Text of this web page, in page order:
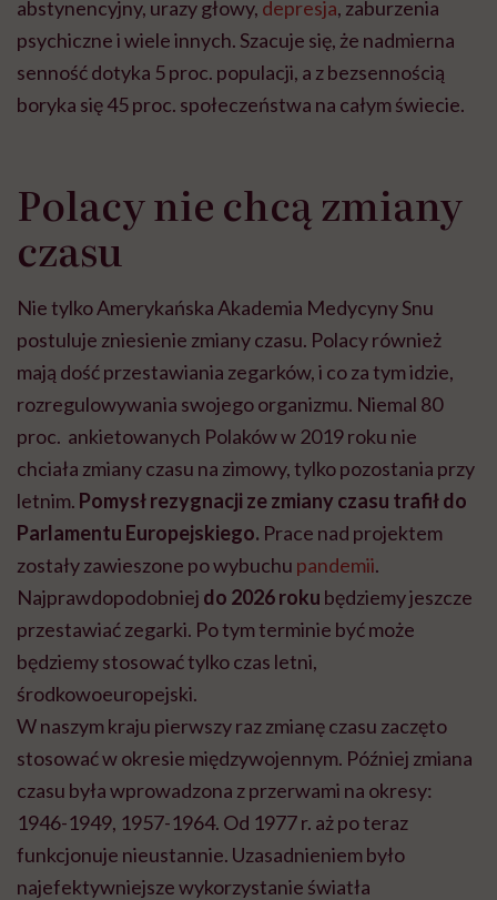
abstynencyjny, urazy głowy, depresja, zaburzenia
psychiczne i wiele innych. Szacuje się, że nadmierna
senność dotyka 5 proc. populacji, a z bezsennością
boryka się 45 proc. społeczeństwa na całym świecie.
Polacy nie chcą zmiany
czasu
Nie tylko Amerykańska Akademia Medycyny Snu
postuluje zniesienie zmiany czasu. Polacy również
mają dość przestawiania zegarków, i co za tym idzie,
rozregulowywania swojego organizmu. Niemal 80
proc. ankietowanych Polaków w 2019 roku nie
chciała zmiany czasu na zimowy, tylko pozostania przy
letnim. Pomysł rezygnacji ze zmiany czasu trafił do
Parlamentu Europejskiego. Prace nad projektem
zostały zawieszone po wybuchu pandemii.
Najprawdopodobniej do 2026 roku będziemy jeszcze
przestawiać zegarki. Po tym terminie być może
będziemy stosować tylko czas letni,
środkowoeuropejski.
W naszym kraju pierwszy raz zmianę czasu zaczęto
stosować w okresie międzywojennym. Później zmiana
czasu była wprowadzona z przerwami na okresy:
1946-1949, 1957-1964. Od 1977 r. aż po teraz
funkcjonuje nieustannie. Uzasadnieniem było
najefektywniejsze wykorzystanie światła